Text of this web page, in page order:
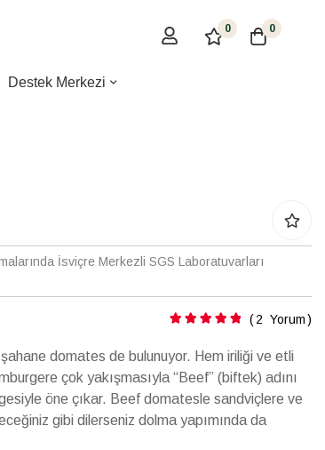
0 0
Destek Merkezi
İsviçre Merkezli SGS Laboratuvarları
Puanlama: 2 Yorum
domates de bulunuyor. Hem iriliği ve etli
çok yakışmasıyla “Beef” (biftek) adını
öne çıkar. Beef domatesle sandviçlere ve
gibi dilerseniz dolma yapımında da